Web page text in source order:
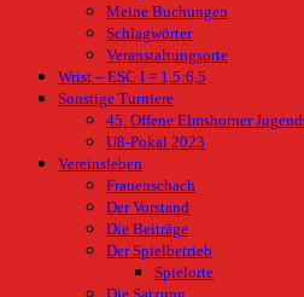
Meine Buchungen
Schlagwörter
Veranstaltungsorte
Wrist – ESC I = 1,5:6,5
Sonstige Turniere
45. Offene Elmshorner
U8-Pokal 2023
Vereinsleben
Frauenschach
Der Vorstand
Die Beiträge
Der Spielbetrieb
Spielorte